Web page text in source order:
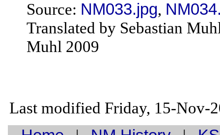
Source: NM033.jpg,
Translated by Sebastian
Muhl 2009
Last modified Friday, 15-Nov-